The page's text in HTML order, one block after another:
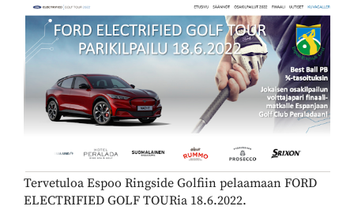
Tervetuloa Espoo Ringside Golfiin pelaamaan FORD
ELECTRIFIED GOLF TOURia 18.6.2022.